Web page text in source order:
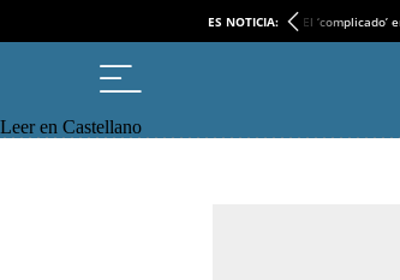
ES NOTICIA: El ‘complicado’
Leer en Castellano